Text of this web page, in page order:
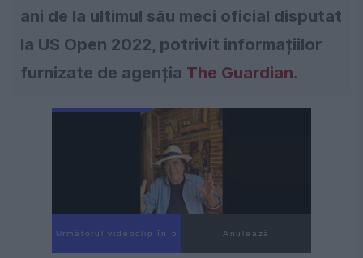
ani de la ultimul său meci oficial disputat
la US Open 2022, potrivit informațiilor
furnizate de agenția The Guardian.
Următorul videoclip în 4 Anulează